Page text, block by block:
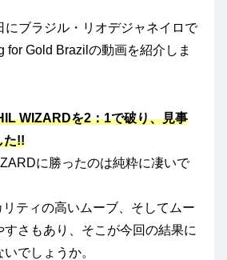
にブラジル・リオデジャネイロで
for Gold Brazilの動画を紹介しま
WIZARDを2：1で破り、見事
た!!
に勝ったのは純粋に凄いで
ティの高いムーブ、そしてムー
さもあり、そこが今回の結果に
でしょうか。